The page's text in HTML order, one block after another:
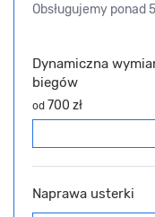
Obsługujemy ponad
Dynamiczna
biegów
od 700 zł
Naprawa usterki